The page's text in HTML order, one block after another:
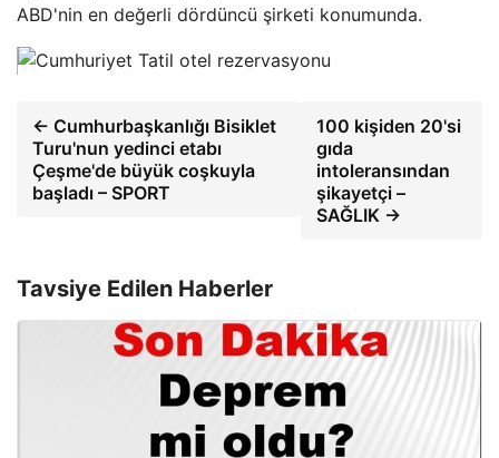
ABD'nin en değerli dördüncü şirketi konumunda.
← Cumhurbaşkanlığı Bisiklet
Turu'nun yedinci etabı
Çeşme'de büyük coşkuyla
başladı – SPORT
100 kişiden 20'si
gıda
intoleransından
şikayetçi –
SAĞLIK →
Tavsiye Edilen Haberler